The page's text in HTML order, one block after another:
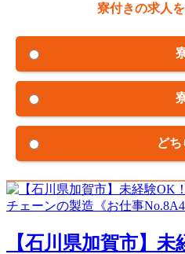
寮付きの求人
ど
【石川県加賀市】